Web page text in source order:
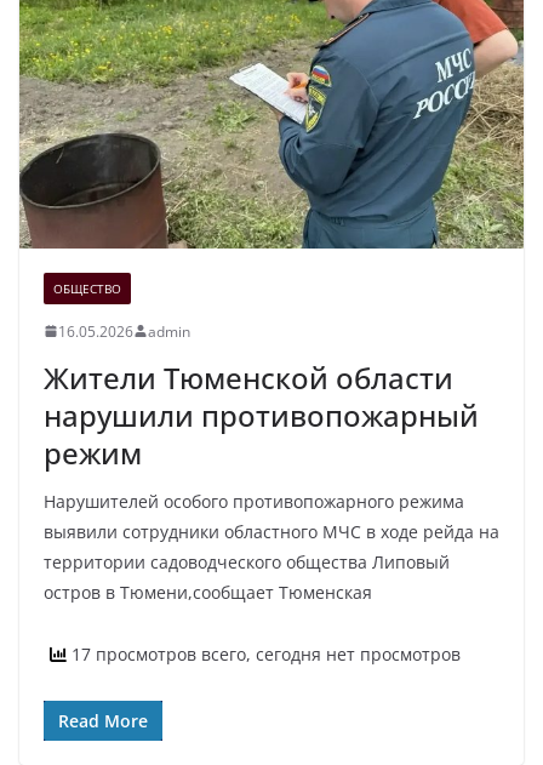
ОБЩЕСТВО
16.05.2026 admin
Жители Тюменской области
нарушили противопожарный
режим
Нарушителей особого противопожарного режима
выявили сотрудники областного МЧС в ходе рейда на
территории садоводческого общества Липовый
остров в Тюмени,сообщает Тюменская
17 просмотров всего, сегодня нет просмотров
Read More